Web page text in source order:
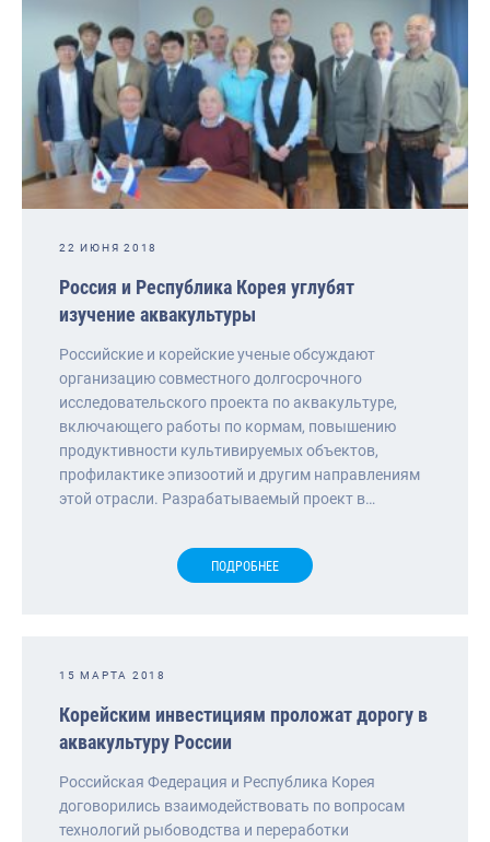
22 ИЮНЯ 2018
Россия и Республика Корея углубят
изучение аквакультуры
Российские и корейские ученые обсуждают
организацию совместного долгосрочного
исследовательского проекта по аквакультуре,
включающего работы по кормам, повышению
продуктивности культивируемых объектов,
профилактике эпизоотий и другим направлениям
этой отрасли. Разрабатываемый проект в…
ПОДРОБНЕЕ
15 МАРТА 2018
Корейским инвестициям проложат дорогу в
аквакультуру России
Российская Федерация и Республика Корея
договорились взаимодействовать по вопросам
технологий рыбоводства и переработки